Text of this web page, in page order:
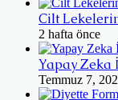
Cilt
2 hafta önce
Yapay Zeka
Temmuz 7,